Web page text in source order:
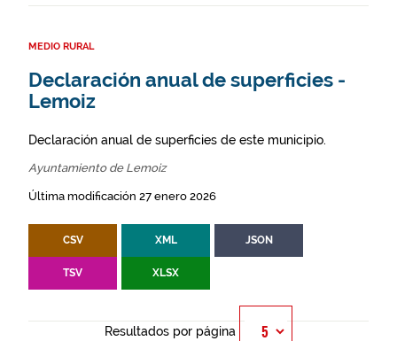
MEDIO RURAL
Declaración anual de superficies -
Lemoiz
Declaración anual de superficies de este municipio.
Ayuntamiento de Lemoiz
Última modificación 27 enero 2026
CSV XML JSON
TSV XLSX
Resultados por página